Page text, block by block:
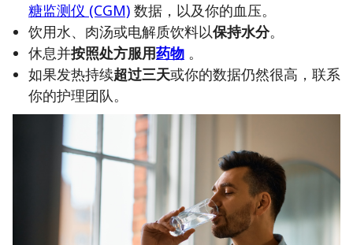
糖监测仪 (CGM) 数据，以及你的血压。
饮用水、肉汤或电解质饮料以保持水分。
休息并按照处方服用药物 。
如果发热持续超过三天或你的数据仍然很高，联系
你的护理团队。